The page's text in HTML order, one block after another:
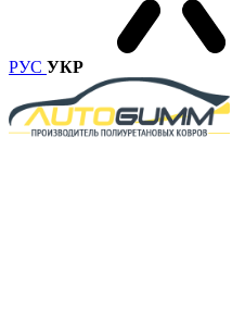
РУС УКР